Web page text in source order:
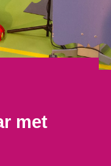
met